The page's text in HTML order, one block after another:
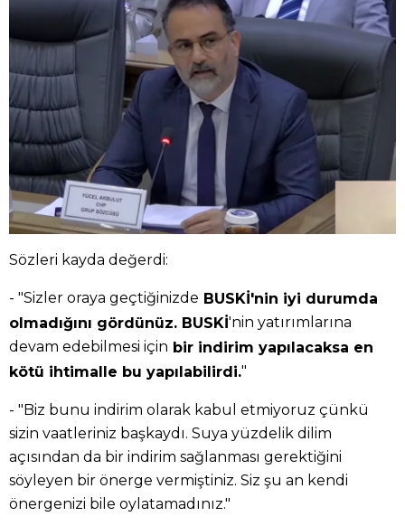
Sözleri kayda değerdi:
- "Sizler oraya geçtiğinizde BUSKİ'nin iyi durumda
olmadığını gördünüz. BUSKİ'nin yatırımlarına
devam edebilmesi için bir indirim yapılacaksa en
kötü ihtimalle bu yapılabilirdi."
- "Biz bunu indirim olarak kabul etmiyoruz çünkü
sizin vaatleriniz başkaydı. Suya yüzdelik dilim
açısından da bir indirim sağlanması gerektiğini
söyleyen bir önerge vermiştiniz. Siz şu an kendi
önergenizi bile oylatamadınız."